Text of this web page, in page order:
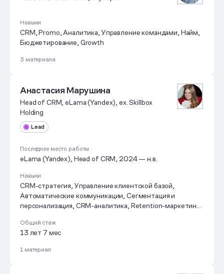
Навыки
CRM, Promo, Аналитика, Управление командами, Найм,
Бюджетирование, Growth
3 материала
Анастасия Марушина
Head of CRM, eLama (Yandex), ex. Skillbox
Holding
Lead
Последнее место работы
eLama (Yandex), Head of CRM, 2024 — н.в.
Общий стаж
13 лет 7 мес
Навыки
CRM-стратегия, Управление клиентской базой,
Автоматические коммуникации, Сегментация и
персонализация, CRM-аналитика, Retention-маркетинг,
1 материал